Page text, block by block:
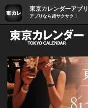
東京カレンダーアプリ
アプリなら超サクサク！